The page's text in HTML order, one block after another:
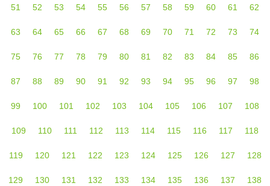
51 52 53 54 55 56 57 58 59 60 61 62
63 64 65 66 67 68 69 70 71 72 73 74
75 76 77 78 79 80 81 82 83 84 85 86
87 88 89 90 91 92 93 94 95 96 97 98
99 100 101 102 103 104 105 106 107 108
109 110 111 112 113 114 115 116 117 118
119 120 121 122 123 124 125 126 127 128
129 130 131 132 133 134 135 136 137 138